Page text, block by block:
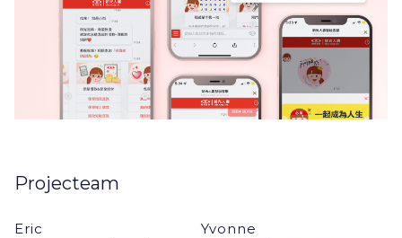
Projecteam
Eric Yvonne